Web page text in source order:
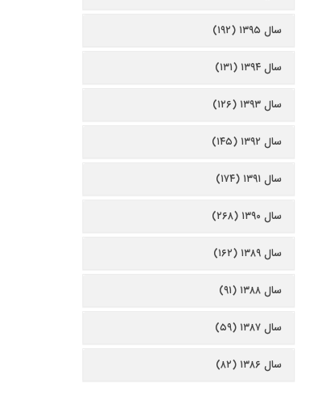
سال ۱۳۹۵ (۱۹۲)
سال ۱۳۹۴ (۱۳۱)
سال ۱۳۹۳ (۱۲۶)
سال ۱۳۹۲ (۱۴۵)
سال ۱۳۹۱ (۱۷۴)
سال ۱۳۹۰ (۲۶۸)
سال ۱۳۸۹ (۱۶۲)
سال ۱۳۸۸ (۹۱)
سال ۱۳۸۷ (۵۹)
سال ۱۳۸۶ (۸۲)